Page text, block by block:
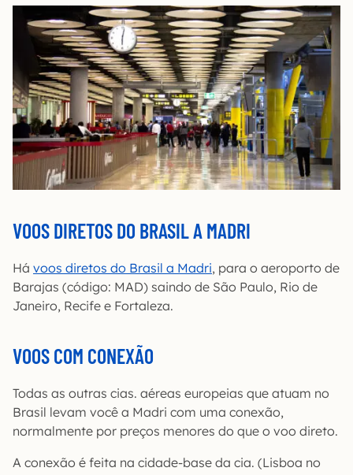
VOOS DIRETOS DO BRASIL A MADRI
Há voos diretos do Brasil a Madri, para o aeroporto de
Barajas (código: MAD) saindo de São Paulo, Rio de
Janeiro, Recife e Fortaleza.
VOOS COM CONEXÃO
Todas as outras cias. aéreas europeias que atuam no
Brasil levam você a Madri com uma conexão,
normalmente por preços menores do que o voo direto.
A conexão é feita na cidade-base da cia. (Lisboa no